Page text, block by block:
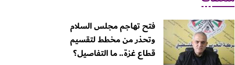
فتح تهاجم مجلس السلام
وتحذر من مخطط لتقسيم
قطاع غزة.. ما التفاصيل؟